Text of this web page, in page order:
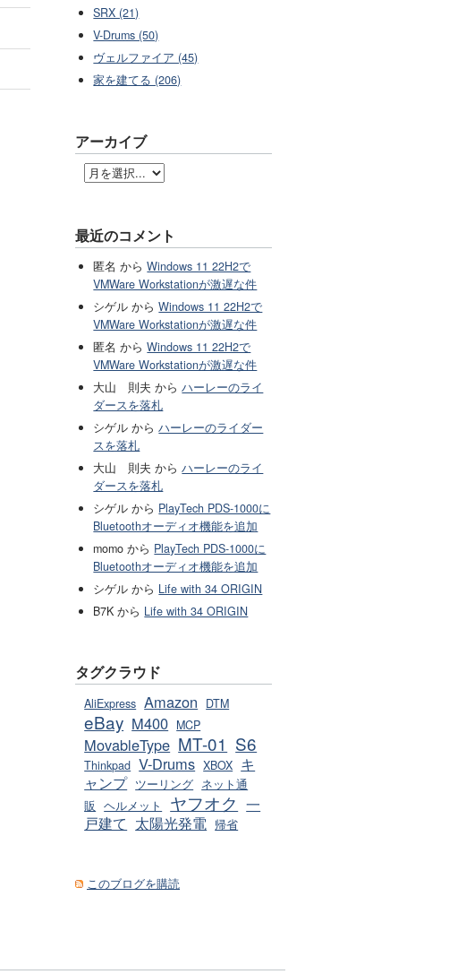
SRX (21)
V-Drums (50)
ヴェルファイア (45)
家を建てる (206)
アーカイブ
最近のコメント
匿名 からWindows 11 22H2で
VMWare Workstationが激遅な件
シゲル からWindows 11 22H2で
VMWare Workstationが激遅な件
匿名 からWindows 11 22H2で
VMWare Workstationが激遅な件
大山 則夫 からハーレーのライ
ダースを落札
シゲル からハーレーのライダー
スを落札
大山 則夫 からハーレーのライ
ダースを落札
シゲル から PlayTech PDS-1000に
Bluetoothオーディオ機能を追加
momo から PlayTech PDS-1000に
Bluetoothオーディオ機能を追加
シゲル から Life with 34 ORIGIN
B7K から Life with 34 ORIGIN
タグクラウド
AliExpress Amazon DTM
eBay M400 MCP
MovableType MT-01 S6
Thinkpad V-Drums XBOX キ
ャンプ ツーリング ネット通
販 ヘルメット ヤフオク 一
戸建て 太陽光発電 帰省
このブログを購読